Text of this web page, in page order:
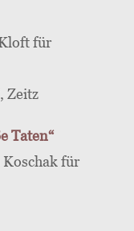
für
Zeitz
Taten“
für